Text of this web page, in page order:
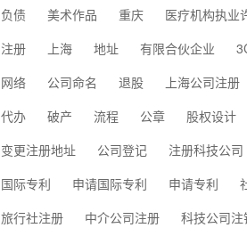
负债
美术作品 重庆 医疗机构执业
注册
上海 地址 有限合伙企业
网络
公司命名 退股 上海公司注册
代办
破产 流程 公章 股权设计
变更注册地址
公司登记 注册科技公司
国际专利
申请国际专利 申请专利
旅行社注册
中介公司注册 科技公司注